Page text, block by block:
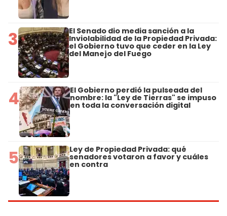
3 El Senado dio media sanción a la
Inviolabilidad de la Propiedad Privada:
el Gobierno tuvo que ceder en la Ley
del Manejo del Fuego
4 El Gobierno perdió la pulseada del
nombre: la "Ley de Tierras" se impuso
en toda la conversación digital
5 Ley de Propiedad Privada: qué
senadores votaron a favor y cuáles
en contra